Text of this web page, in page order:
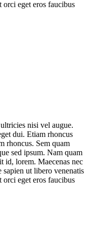
eget eros faucibus
nisi vel augue.
dui. Etiam rhoncus
rhoncus. Sem quam
sed ipsum. Nam quam
id, lorem. Maecenas nec
ut libero venenatis
eget eros faucibus